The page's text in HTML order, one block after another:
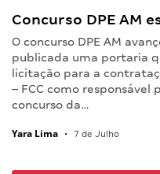
Concurso DPE AM
O concurso DPE AM
publicada uma portaria
licitação para a
– FCC como responsável
concurso da…
Yara Lima • 7 de Julho